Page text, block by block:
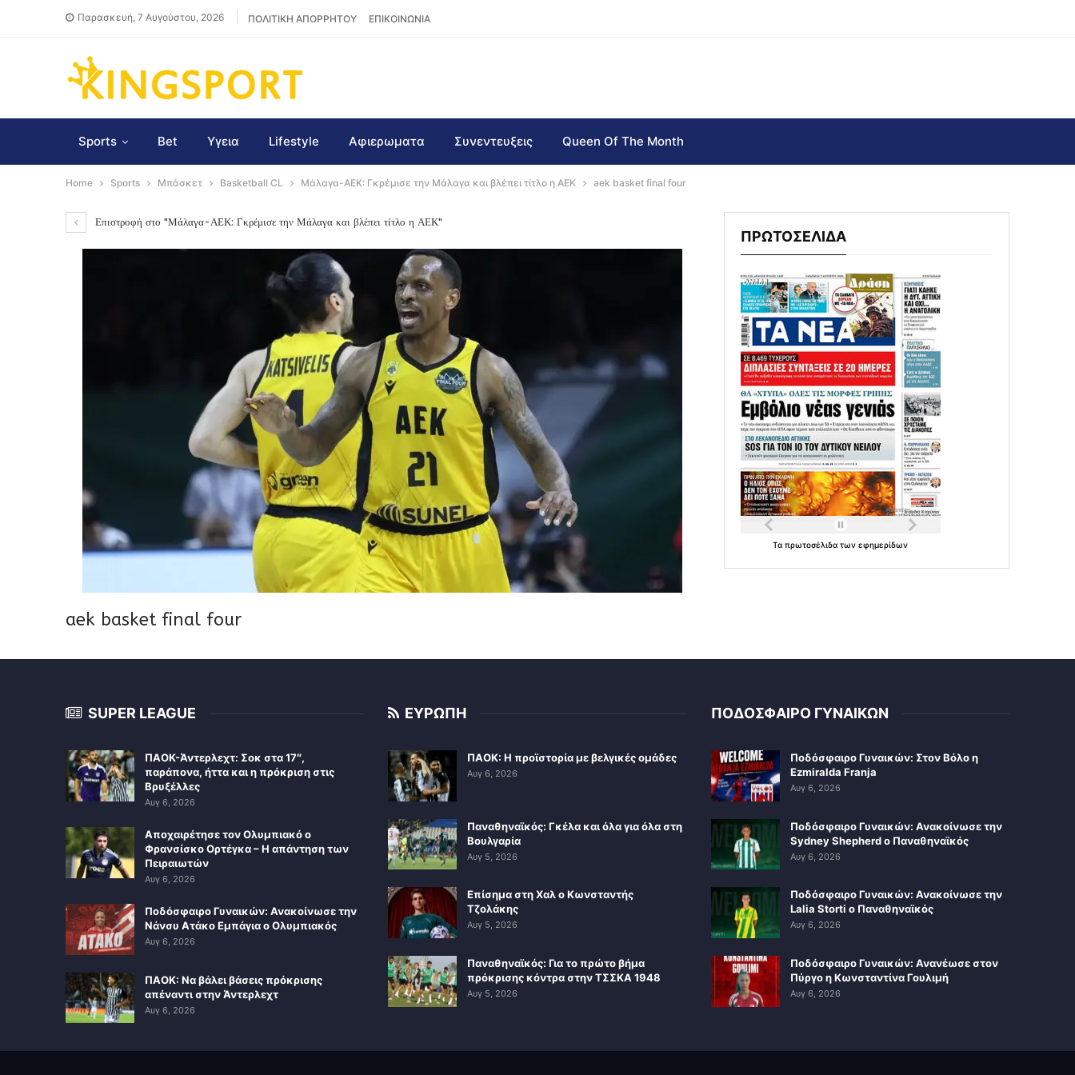
Παρασκευή, 7 Αυγούστου, 2026 ΠΟΛΙΤΙΚΗ ΑΠΟΡΡΗΤΟΥ ΕΠΙΚΟΙΝΩΝΙΑ
Sports Bet Υγεια Lifestyle Αφιερωματα Συνεντευξεις Queen Of The Month
Home Sports Μπάσκετ Basketball CL Μάλαγα-ΑΕΚ: Γκρέμισε την Μάλαγα και βλέπει τίτλο η ΑΕΚ aek basket final four
Επιστροφή στο "Μάλαγα-ΑΕΚ: Γκρέμισε την Μάλαγα και βλέπει τίτλο η ΑΕΚ"
aek basket final four
ΠΡΩΤΟΣΕΛΙΔΑ
Ταπρωτοσέλιδατωνεφημερίδων
SUPER LEAGUE
ΠΑΟΚ-Άντερλεχτ: Σοκ στα 17″,
παράπονα, ήττα και η πρόκριση στις
Βρυξέλλες
Αυγ 6, 2026
Αποχαιρέτησε τον Ολυμπιακό ο
Φρανσίσκο Ορτέγκα – Η απάντηση των
Πειραιωτών
Αυγ 6, 2026
Ποδόσφαιρο Γυναικών: Ανακοίνωσε την
Νάνσυ Ατάκο Εμπάγια ο Ολυμπιακός
Αυγ 6, 2026
ΠΑΟΚ: Να βάλει βάσεις πρόκρισης
απέναντι στην Άντερλεχτ
Αυγ 6, 2026
ΕΥΡΩΠΗ
ΠΑΟΚ: Η προϊστορία με βελγικές ομάδες
Αυγ 6, 2026
Παναθηναϊκός: Γκέλα και όλα για όλα στη
Βουλγαρία
Αυγ 5, 2026
Επίσημα στη Χαλ ο Κωνσταντής
Τζολάκης
Αυγ 5, 2026
Παναθηναϊκός: Για το πρώτο βήμα
πρόκρισης κόντρα στην ΤΣΣΚΑ 1948
Αυγ 5, 2026
ΠΟΔΟΣΦΑΙΡΟ ΓΥΝΑΙΚΩΝ
Ποδόσφαιρο Γυναικών: Στον Βόλο η
Ezmiralda Franja
Αυγ 6, 2026
Ποδόσφαιρο Γυναικών: Ανακοίνωσε την
Sydney Shepherd ο Παναθηναϊκός
Αυγ 6, 2026
Ποδόσφαιρο Γυναικών: Ανακοίνωσε την
Lalia Storti ο Παναθηναϊκός
Αυγ 6, 2026
Ποδόσφαιρο Γυναικών: Ανανέωσε στον
Πύργο η Κωνσταντίνα Γουλιμή
Αυγ 6, 2026